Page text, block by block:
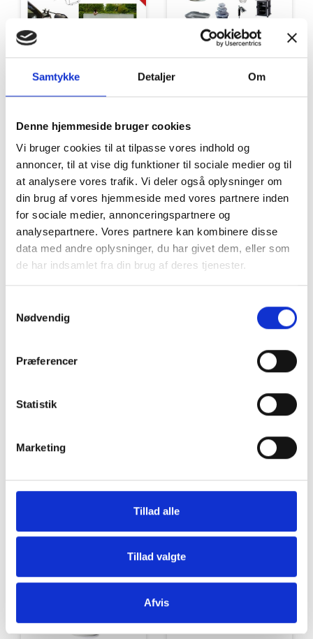
Samtykke Detaljer Om
Denne hjemmeside bruger cookies
Vi bruger cookies til at tilpasse vores indhold og
annoncer, til at vise dig funktioner til sociale medier og til
at analysere vores trafik. Vi deler også oplysninger om
din brug af vores hjemmeside med vores partnere inden
for sociale medier, annonceringspartnere og
analysepartnere. Vores partnere kan kombinere disse
data med andre oplysninger, du har givet dem, eller som
de har indsamlet fra din brug af deres tjenester.
Nødvendig
Præferencer
Statistik
Marketing
Tillad alle
Tillad valgte
Afvis
Tilbud Autocamper udstyr
Møbler
Grill og Tilbehør Indvendigt Udstyr